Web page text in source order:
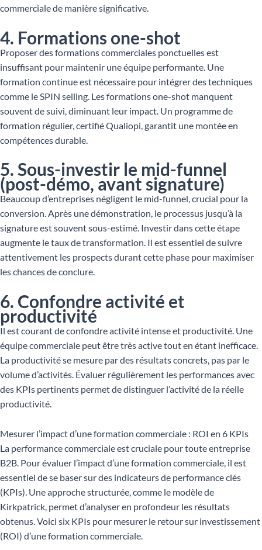
commerciale de manière significative.
4. Formations one-shot
Proposer des formations commerciales ponctuelles est
insuffisant pour maintenir une équipe performante. Une
formation continue est nécessaire pour intégrer des techniques
comme le SPIN selling. Les formations one-shot manquent
souvent de suivi, diminuant leur impact. Un programme de
formation régulier, certifié Qualiopi, garantit une montée en
compétences durable.
5. Sous-investir le mid-funnel
(post-démo, avant signature)
Beaucoup d’entreprises négligent le mid-funnel, crucial pour la
conversion. Après une démonstration, le processus jusqu’à la
signature est souvent sous-estimé. Investir dans cette étape
augmente le taux de transformation. Il est essentiel de suivre
attentivement les prospects durant cette phase pour maximiser
les chances de conclure.
6. Confondre activité et
productivité
Il est courant de confondre activité intense et productivité. Une
équipe commerciale peut être très active tout en étant inefficace.
La productivité se mesure par des résultats concrets, pas par le
volume d’activités. Évaluer régulièrement les performances avec
des KPIs pertinents permet de distinguer l’activité de la réelle
productivité.
Mesurer l’impact d’une formation commerciale : ROI en 6 KPIs
La performance commerciale est cruciale pour toute entreprise
B2B. Pour évaluer l’impact d’une formation commerciale, il est
essentiel de se baser sur des indicateurs de performance clés
(KPIs). Une approche structurée, comme le modèle de
Kirkpatrick, permet d’analyser en profondeur les résultats
obtenus. Voici six KPIs pour mesurer le retour sur investissement
(ROI) d’une formation commerciale.